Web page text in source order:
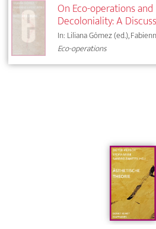
On Eco-operations and
Decoloniality: A
In: Liliana Gómez (ed.),
Eco-operations